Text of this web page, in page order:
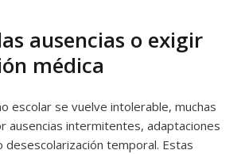
ausencias o exigir
médica
escolar se vuelve intolerable, muchas
ausencias intermitentes, adaptaciones
desescolarización temporal. Estas